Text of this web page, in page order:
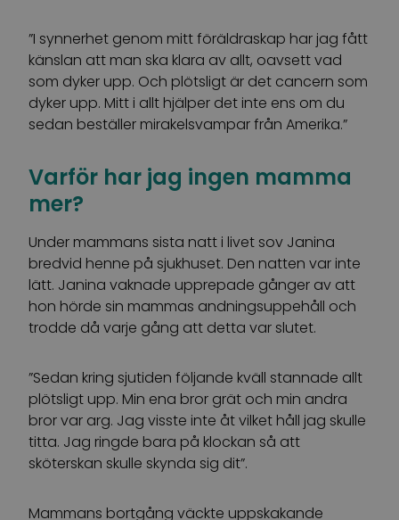
”I synnerhet genom mitt föräldraskap har jag fått
känslan att man ska klara av allt, oavsett vad
som dyker upp. Och plötsligt är det cancern som
dyker upp. Mitt i allt hjälper det inte ens om du
sedan beställer mirakelsvampar från Amerika.”
Varför har jag ingen mamma
mer?
Under mammans sista natt i livet sov Janina
bredvid henne på sjukhuset. Den natten var inte
lätt. Janina vaknade upprepade gånger av att
hon hörde sin mammas andningsuppehåll och
trodde då varje gång att detta var slutet.
”Sedan kring sjutiden följande kväll stannade allt
plötsligt upp. Min ena bror grät och min andra
bror var arg. Jag visste inte åt vilket håll jag skulle
titta. Jag ringde bara på klockan så att
sköterskan skulle skynda sig dit”.
Mammans bortgång väckte uppskakande